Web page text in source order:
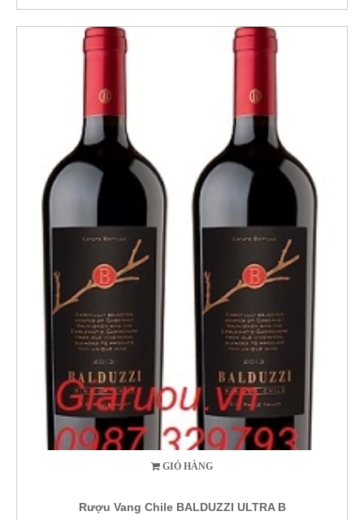
GIỎ HÀNG
Rượu Vang Chile BALDUZZI ULTRA B